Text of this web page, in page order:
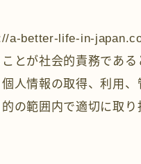
a-better-life-in-
とが社会的責務であ
人情報の取得、利用
の範囲内で適切に取り